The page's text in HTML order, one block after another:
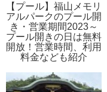
【プール】福山メモリ
アルパークのプール開
き・営業期間2023～
プール開きの日は無料
開放！営業時間、利用
料金なども紹介